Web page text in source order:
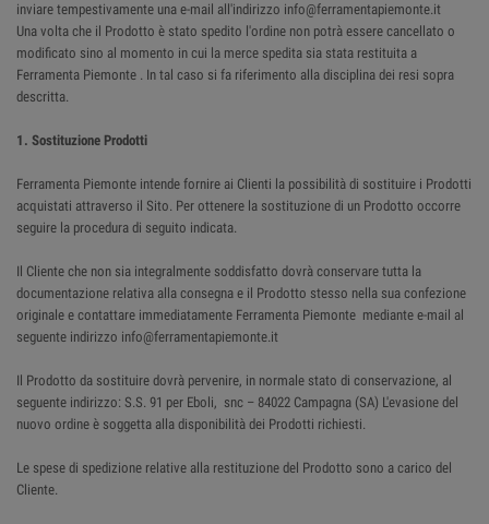
inviare tempestivamente una e-mail all'indirizzo info@ferramentapiemonte.it
Una volta che il Prodotto è stato spedito l'ordine non potrà essere cancellato o
modificato sino al momento in cui la merce spedita sia stata restituita a
Ferramenta Piemonte . In tal caso si fa riferimento alla disciplina dei resi sopra
descritta.
1. Sostituzione Prodotti
Ferramenta Piemonte intende fornire ai Clienti la possibilità di sostituire i Prodotti
acquistati attraverso il Sito. Per ottenere la sostituzione di un Prodotto occorre
seguire la procedura di seguito indicata.
Il Cliente che non sia integralmente soddisfatto dovrà conservare tutta la
documentazione relativa alla consegna e il Prodotto stesso nella sua confezione
originale e contattare immediatamente Ferramenta Piemonte mediante e-mail al
seguente indirizzo info@ferramentapiemonte.it
Il Prodotto da sostituire dovrà pervenire, in normale stato di conservazione, al
seguente indirizzo: S.S. 91 per Eboli, snc – 84022 Campagna (SA) L'evasione del
nuovo ordine è soggetta alla disponibilità dei Prodotti richiesti.
Le spese di spedizione relative alla restituzione del Prodotto sono a carico del
Cliente.